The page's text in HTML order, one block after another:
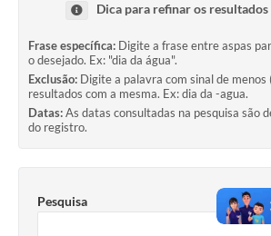
Atos Municipais
APP E-MUNICIPIO
Expediente
PNAB
Encarregado de Dados
Dica para refinar os
Frase específica: Digite a frase entre aspas
o desejado. Ex: "dia da água".
Exclusão: Digite a palavra com sinal de menos
resultados com a mesma. Ex: dia da -agua.
Datas:As datas consultadas na pesquisa são
do registro.
Pesquisa